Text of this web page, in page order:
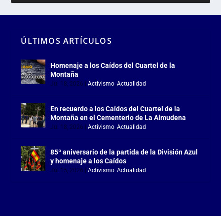
ÚLTIMOS ARTÍCULOS
Homenaje a los Caídos del Cuartel de la
Montaña
Jul 18, 2026 |Activismo,Actualidad
En recuerdo a los Caídos del Cuartel de la
Montaña en el Cementerio de La Almudena
Jul 18, 2026 |Activismo,Actualidad
85º aniversario de la partida de la División Azul
y homenaje a los Caídos
Jul 15, 2026 |Activismo,Actualidad